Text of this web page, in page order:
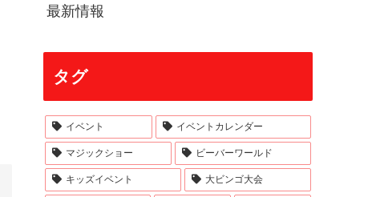
最新情報
タグ
イベント イベントカレンダー
マジックショー ビーバーワールド
キッズイベント 大ビンゴ大会